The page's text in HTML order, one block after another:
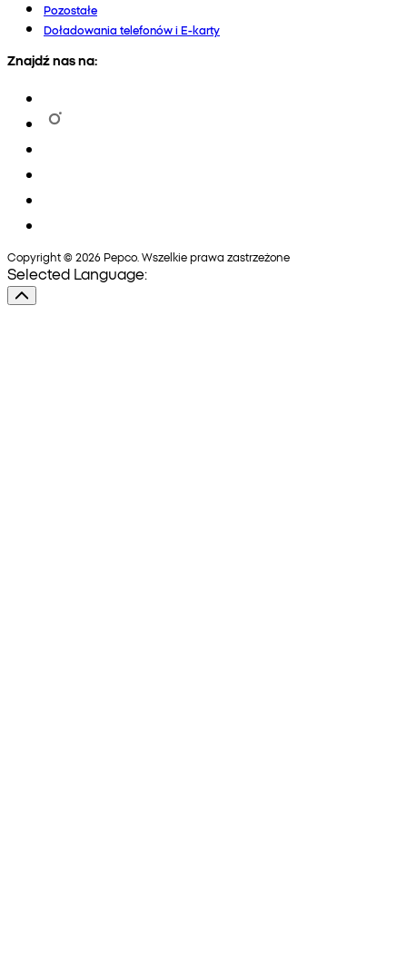
Pozostałe
Doładowania telefonów i E-karty
Znajdź nas na:
Copyright © 2026 Pepco. Wszelkie prawa zastrzeżone
Selected Language: